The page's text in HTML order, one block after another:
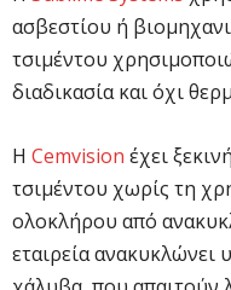
ασβεστίου ή
τσιμέντου
διαδικασία και όχι
Η Cemvision έχει
τσιμέντου χωρίς τη
ολοκλήρου από
εταιρεία ανακυκλώνει